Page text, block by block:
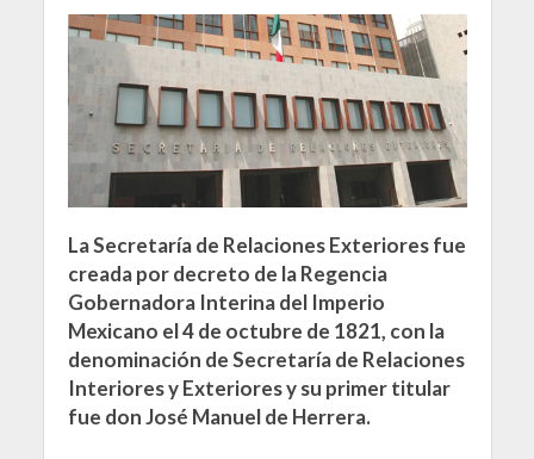
La Secretaría de Relaciones Exteriores fue
creada por decreto de la Regencia
Gobernadora Interina del Imperio
Mexicano el 4 de octubre de 1821, con la
denominación de Secretaría de Relaciones
Interiores y Exteriores y su primer titular
fue don José Manuel de Herrera.